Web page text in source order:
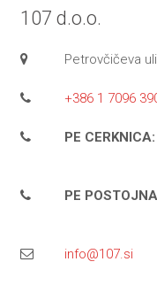
107 d.o.o.
Petrovčičeva
+386 1 7096
PE CERKNICA:
PE
info@107.si